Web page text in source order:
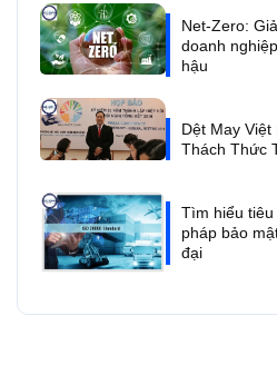
Net-Zero:
doanh
hậu
Dệt May
Thách Thức
Tìm hiểu
pháp bảo
đại